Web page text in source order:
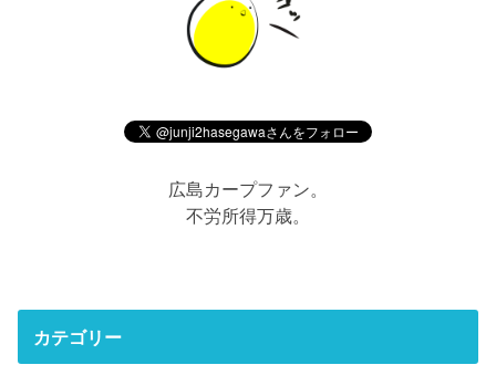
広島カープファン。
不労所得万歳。
カテゴリー